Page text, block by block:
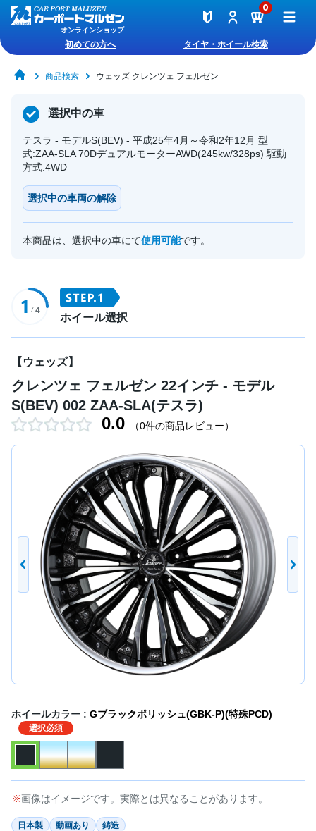
オンラインショップ
0
初めての方へ タイヤ・ホイール検索
商品検索 ウェッズ クレンツェ フェルゼン
選択中の車
テスラ - モデルS(BEV) - 平成25年4月～令和2年12月 型
式:ZAA-SLA 70DデュアルモーターAWD(245kw/328ps) 駆動
方式:4WD
選択中の車両の解除
本商品は、選択中の車にて使用可能です。
ホイール選択
【ウェッズ】
クレンツェ フェルゼン 22インチ - モデル
S(BEV) 002 ZAA-SLA(テスラ)
0.0 （0件の商品レビュー）
ホイールカラー : Gブラックポリッシュ(GBK-P)(特殊PCD)
選択必須
画像はイメージです。実際とは異なることがあります。
日本製 動画あり 鋳造